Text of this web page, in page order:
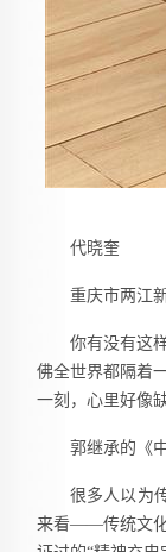
代晓奎
重庆市两江
你有没有这
佛全世界都隔着
一刻，心里好像
郭继承的《
很多人以为
来看——传统文化